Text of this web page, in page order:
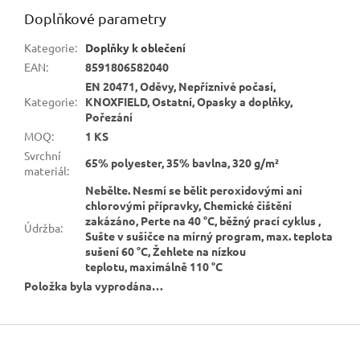
Doplňkové parametry
Kategorie:
Doplňky k oblečení
EAN: 8591806582040
Kategorie:
EN 20471, Oděvy, Nepříznivé počasí,
KNOXFIELD, Ostatní, Opasky a doplňky,
Pořezání
MOQ:
1 KS
Svrchní
materiál:
65% polyester, 35% bavlna, 320 g/m²
Údržba:
Nebělte. Nesmí se bělit peroxidovými ani
chlorovými přípravky, Chemické čištění
zakázáno, Perte na 40 °C, běžný prací cyklus ,
Sušte v sušičce na mírný program, max. teplota
sušení 60 °C, Žehlete na nízkou
teplotu, maximálně 110 °C
Položka byla vyprodána…